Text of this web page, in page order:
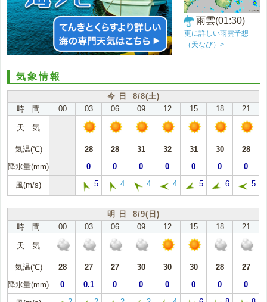
雨雲(01:30)
更に詳しい雨雲予想
（天なび）>
気象情報
今 日 8/8(土)
時 間
00 03 06 09 12 15 18 21
天 気
気温(℃) 28 28 31 32 31 30
28
降水量(mm)
0 0 0 0 0 0 0
風(m/s) 5 4 4 4 5 6 5
明 日 8/9(日)
時 間
00 03 06 09 12 15 18 21
天 気
気温(℃) 28 27 27 30 30 30 28
27
降水量(mm)
0 0.1 0 0 0 0 0 0